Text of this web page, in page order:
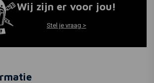
Wij zijn er voor jou!
Stel je vraag >